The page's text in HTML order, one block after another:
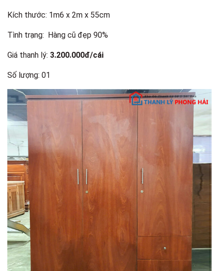
Kích thước: 1m6 x 2m x 55cm
Tình trạng: Hàng cũ đẹp 90%
Giá thanh lý: 3.200.000đ/cái
Số lượng: 01